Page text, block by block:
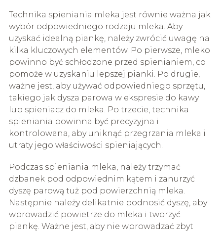
Technika spieniania mleka jest równie ważna jak
wybór odpowiedniego rodzaju mleka. Aby
uzyskać idealną piankę, należy zwrócić uwagę na
kilka kluczowych elementów. Po pierwsze, mleko
powinno być schłodzone przed spienianiem, co
pomoże w uzyskaniu lepszej pianki. Po drugie,
ważne jest, aby używać odpowiedniego sprzętu,
takiego jak dysza parowa w ekspresie do kawy
lub spieniacz do mleka. Po trzecie, technika
spieniania powinna być precyzyjna i
kontrolowana, aby uniknąć przegrzania mleka i
utraty jego właściwości spieniających.
Podczas spieniania mleka, należy trzymać
dzbanek pod odpowiednim kątem i zanurzyć
dyszę parową tuż pod powierzchnią mleka.
Następnie należy delikatnie podnosić dyszę, aby
wprowadzić powietrze do mleka i tworzyć
piankę. Ważne jest, aby nie wprowadzać zbyt